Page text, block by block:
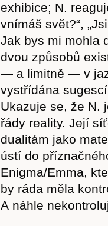
exhibice; N.
vnímáš svět?“,
Jak bys mi mohla
dvou způsobů
— a limitně — v
vystřídána
Ukazuje se, že N.
řády reality. Její
dualitám jako
ústí do
Enigma/Emma,
by ráda měla
A náhle